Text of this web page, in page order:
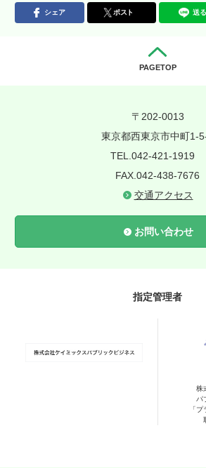
シェア ポスト 送る
PAGETOP
〒202-0013
東京都西東京市中町1-
TEL.042-421-1919
FAX.042-438-7676
交通アクセス
お問い合わせ
指定管理者
株
パ
「